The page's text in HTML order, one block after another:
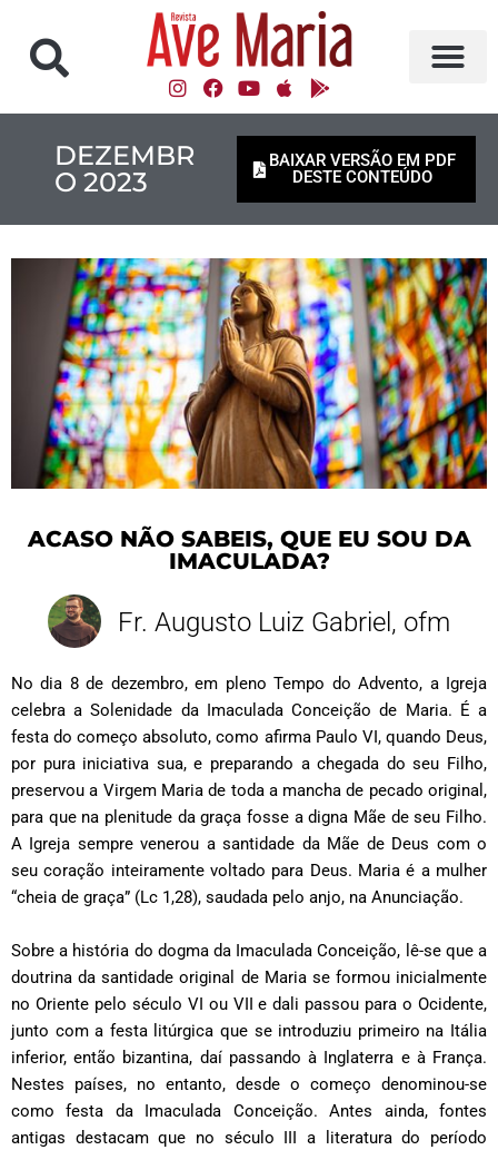
DEZEMBR
O 2023
BAIXAR VERSÃO EM PDF
DESTE CONTEÚDO
ACASO NÃO SABEIS, QUE EU SOU DA
IMACULADA?
Fr. Augusto Luiz Gabriel, ofm
No dia 8 de dezembro, em pleno Tempo do Advento, a Igreja
celebra a Solenidade da Imaculada Conceição de Maria. É a
festa do começo absoluto, como afirma Paulo VI, quando Deus,
por pura iniciativa sua, e preparando a chegada do seu Filho,
preservou a Virgem Maria de toda a mancha de pecado original,
para que na plenitude da graça fosse a digna Mãe de seu Filho.
A Igreja sempre venerou a santidade da Mãe de Deus com o
seu coração inteiramente voltado para Deus. Maria é a mulher
“cheia de graça” (Lc 1,28), saudada pelo anjo, na Anunciação.
Sobre a história do dogma da Imaculada Conceição, lê-se que a
doutrina da santidade original de Maria se formou inicialmente
no Oriente pelo século VI ou VII e dali passou para o Ocidente,
junto com a festa litúrgica que se introduziu primeiro na Itália
inferior, então bizantina, daí passando à Inglaterra e à França.
Nestes países, no entanto, desde o começo denominou-se
como festa da Imaculada Conceição. Antes ainda, fontes
antigas destacam que no século III a literatura do período